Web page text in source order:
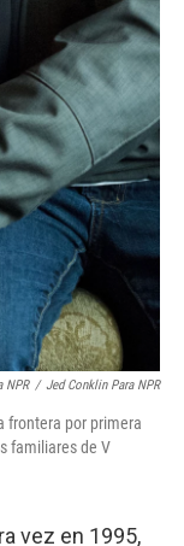
NPR / Jed Conklin Para NPR
frontera por primera
familiares de V
vez en 1995,